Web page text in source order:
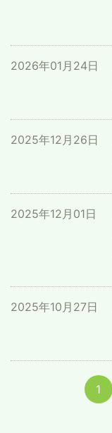
2026年01月24日
2025年12月26日
2025年12月01日
2025年10月27日
1